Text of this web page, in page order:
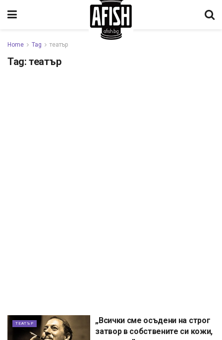
Home Tag театър
Tag: театър
ТЕАТЪР
„Всички сме осъдени на строг
затвор в собствените си кожи,